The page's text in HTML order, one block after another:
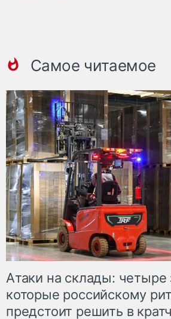
Самое читаемое
Атаки на склады: четыре
которые российскому
предстоит решить в